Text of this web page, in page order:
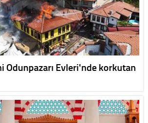
Odunpazarı Evleri'nde korkutan